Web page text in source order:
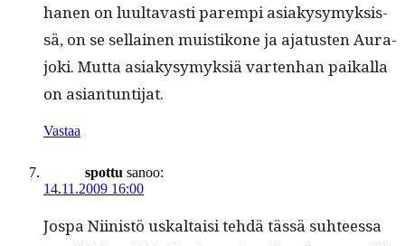
hanen on luul­tavasti parem­pi asi­akysymyk­sis­
sä, on se sel­l­ainen muis­tikone ja aja­tusten Aura­
jo­ki. Mut­ta asi­akysymyk­siä varten­han paikalla
on asiantuntijat.
Vastaa
spottu sanoo:
14.11.2009 16:00
Jospa Niin­istö uskaltaisi tehdä tässä suh­teessa